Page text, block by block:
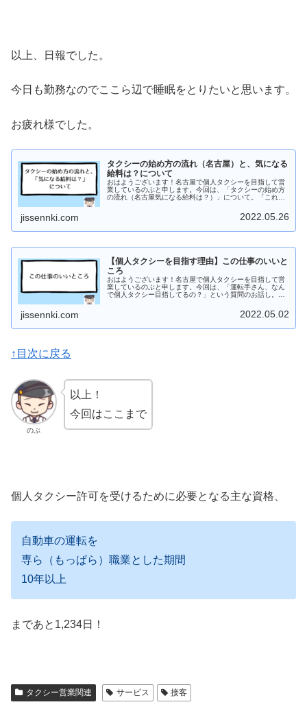
以上、日報でした。
今日も勤務なのでここら辺で睡眠をとりたいと思います。
お疲れ様でした。
タクシーの始め方の流れ（名古屋）と、気になる
給料は？について
おはようございます！名古屋で個人タクシーを目指して営
業しているのぶと申します。今回は、「タクシーの始め方
の流れ（名古屋気になる給料は？）」について。「これか
jissennki.com 2022.05.26
【個人タクシーを目指す理由】この仕事のいいと
ころ
おはようございます！名古屋で個人タクシーを目指して営
業しているのぶと申します。今回は、「運転手さん、なん
で個人タクシー目指してるの？」という質問のお話し。ず
ルできる」「稼いでくる。ですぐ現金が入る」「組織です
る仕事ではないので、報連相、協力、育成など人間関係の
jissennki.com 2022.05.02
↑目次に戻る
のぶ
以上！
今回はここまで
個人タクシー許可を受けるために必要となる主な資格、
自動車の運転を
専ら（もっぱら）職業とした期間
10年以上
まであと1,234日！
タクシー営業関連 サービス 接客